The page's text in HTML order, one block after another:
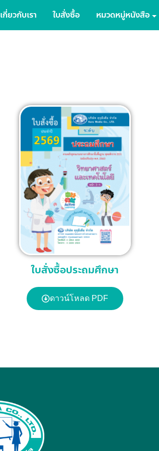
เกี่ยวกับเรา ใบสั่งซื้อ หมวดหมู่หนังสือ
ใบสั่งซื้อประถมศึกษา
ดาวน์โหลด PDF